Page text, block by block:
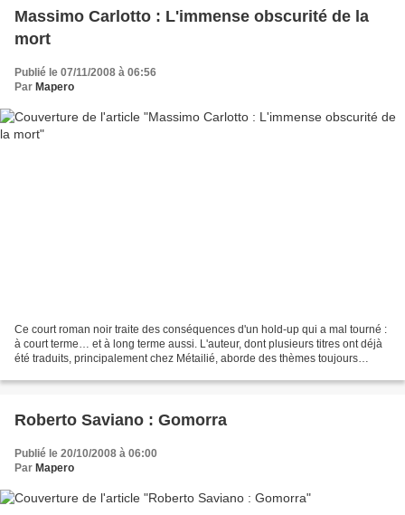
Massimo Carlotto : L'immense obscurité de la
mort
Publié le 07/11/2008 à 06:56
Par Mapero
Ce court roman noir traite des conséquences d'un hold-up qui a mal tourné :
à court terme… et à long terme aussi. L'auteur, dont plusieurs titres ont déjà
été traduits, principalement chez Métailié, aborde des thèmes toujours
Roberto Saviano : Gomorra
Publié le 20/10/2008 à 06:00
Par Mapero